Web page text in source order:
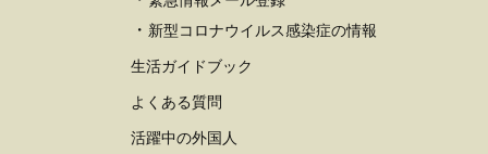
新型コロナウイルス感染症の情報
生活ガイドブック
よくある質問
活躍中の外国人